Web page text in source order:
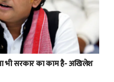
भी सरकार का काम है- अखिलेश